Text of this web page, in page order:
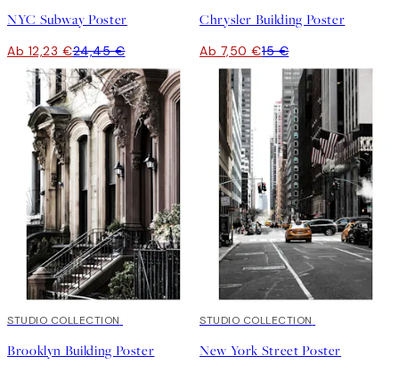
NYC Subway Poster
Ab 12,23 €24,45 €
Chrysler Building Poster
Ab 7,50 €15 €
50%*
STUDIO COLLECTION
Brooklyn Building Poster
50%*
STUDIO COLLECTION
New York Street Poster